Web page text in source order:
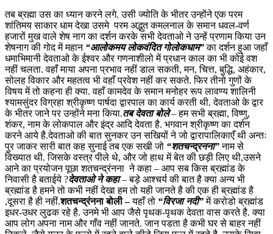
तब ब्रह्मा उस का ध्यान करने लगे. उसी ज्योति के भीतर उन्होंने एक परम
शांतिमय साकार धाम देखा उसमे परम अद्भुत कमलनाल के समान धवल-वर्ण
हजारों मुख वाले शेष नाग का दर्शन करके सभी देवताओ ने उन्हें प्रणाम किया उन
शेषनाग की गोद में महान “आलोकमय लोकवंदित गोलोकधाम”का दर्शन हुआ जहाँ
धमाभिमानी देवताओ के ईश्वर और गणनाशीलो में प्रधान काल का भी कोई वश
नहीं चलता.वहाँ माया अपना प्रभाव नहीं डाल सकती, मन, चित्त, बुद्धि, अहंकार,
सोलह विकार और महतत्व भी वहाँ प्रवेश नहीं कर सकते. फिर तीनो गुणों के
विषय में तो कहना ही क्या. वहाँ कामदेव के समान मनोहर रूप लावण्य शालिनी
श्यामसुंदर विग्रहा श्रीकृष्ण पार्षदा द्वारपाल का कार्य करती थी. देवताओ के द्वार
के भीतर जाने पर उन्होंने मना किया.तब देवता बोले– हम सभी ब्रह्मा, विष्णु,
शंकर, नाम के लोकपाल और इंद्र आदि देवता है. भगवान श्रीकृष्ण का दर्शन
करने आये है.देवताओ की बात सुनकर उन सखियों ने जो द्वारापालिकाएँ थी अन्तः
पुर जाकर सारी बात कह सुनाई तब एक सखी जो “शतचन्द्रनना”नाम से
विख्यात थी. जिसके वस्त्र पीले थे, और जो हाथ में बेत की छड़ी लिए थी,उसने
आने का प्रयोजन पूछा शतचन्द्रंनना ने कहा – आप सब किस ब्रह्मांड के
निवासी है बताईये ?देवताओ ने कहा– बड़े आश्चर्य की बात है क्या अन्य भी
ब्रह्मांड है हमने तो कभी नहीं देखा हम तो यही जानते है की एक ही ब्रह्मांड है
,दूसरा है ही नहीं.शतचन्द्रंनना बोली –यहाँ तो “विरजा नदी”में करोडो ब्रह्मांड
इधर-उधर लुढक रहे है. उनमे भी आप जैसे पृथक-पृथक देवता वास करते है. क्या
आप लोग अपना नाम और गाँव नहीं जानते. जान पडता है कभी घर से बाहर नहीं